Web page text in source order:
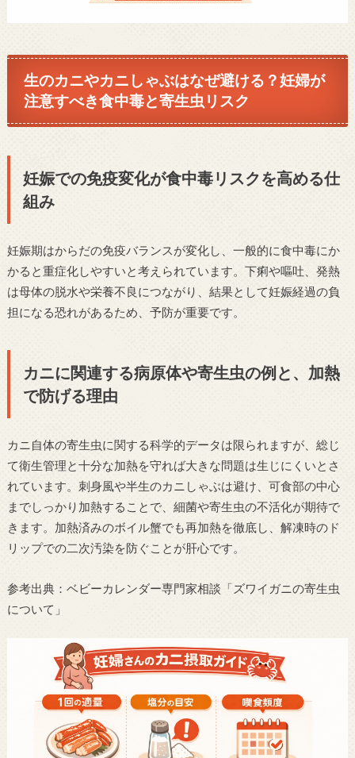
生のカニやカニしゃぶはなぜ避ける？妊婦が
注意すべき食中毒と寄生虫リスク
妊娠での免疫変化が食中毒リスクを高める仕
組み
妊娠期はからだの免疫バランスが変化し、一般的に食中毒にか
かると重症化しやすいと考えられています。下痢や嘔吐、発熱
は母体の脱水や栄養不良につながり、結果として妊娠経過の負
担になる恐れがあるため、予防が重要です。
カニに関連する病原体や寄生虫の例と、加熱
で防げる理由
カニ自体の寄生虫に関する科学的データは限られますが、総じ
て衛生管理と十分な加熱を守れば大きな問題は生じにくいとさ
れています。刺身風や半生のカニしゃぶは避け、可食部の中心
までしっかり加熱することで、細菌や寄生虫の不活化が期待で
きます。加熱済みのボイル蟹でも再加熱を徹底し、解凍時のド
リップでの二次汚染を防ぐことが肝心です。
参考出典：ベビーカレンダー専門家相談「ズワイガニの寄生虫
について」